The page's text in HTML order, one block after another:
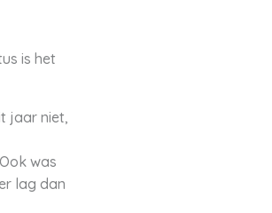
is het
jaar niet,
was
lag dan